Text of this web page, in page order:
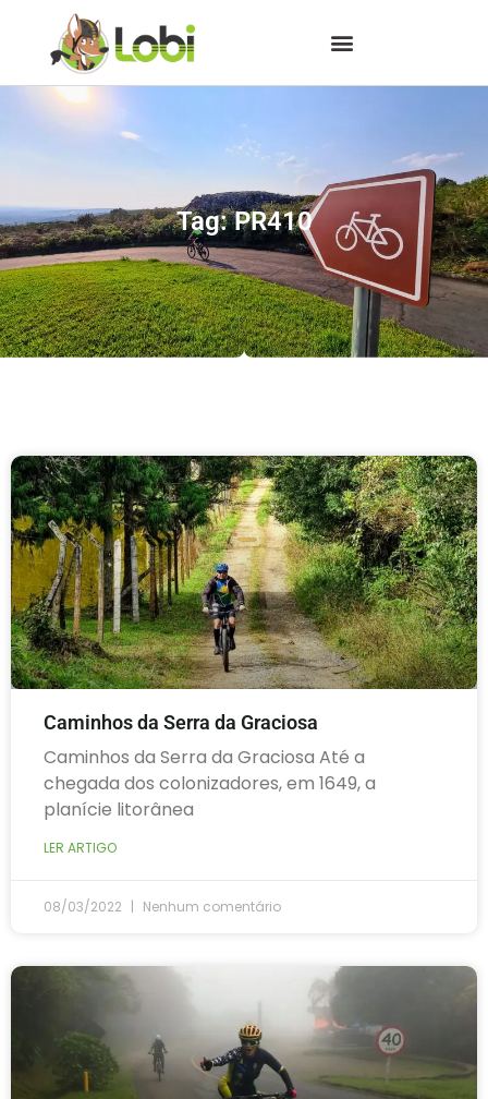
Tag: PR410
Caminhos da Serra da Graciosa
Caminhos da Serra da Graciosa Até a
chegada dos colonizadores, em 1649, a
planície litorânea
LER ARTIGO
08/03/2022 Nenhum comentário